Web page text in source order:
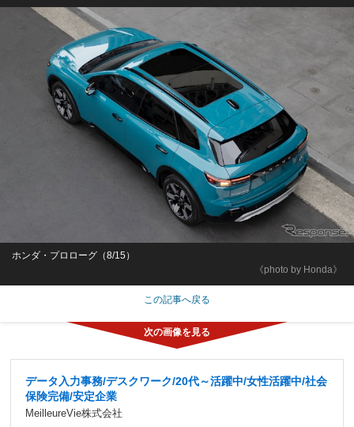
《photo by Honda》
ホンダ・プロローグ（8/15）
この記事へ戻る
データ入力事務/デスクワーク/20代～活躍中/女性活躍中/社会
保険完備/安定企業
MeilleureVie株式会社